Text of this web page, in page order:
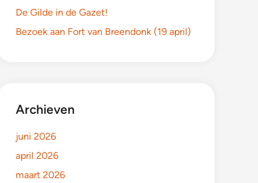
De Gilde in de Gazet!
Bezoek aan Fort van Breendonk (19 april)
Archieven
juni 2026
april 2026
maart 2026